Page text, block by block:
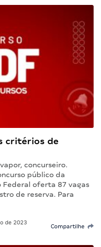
critérios de
concurseiro.
público da
oferta 87 vagas
de reserva. Para
de 2023
Compartilhe